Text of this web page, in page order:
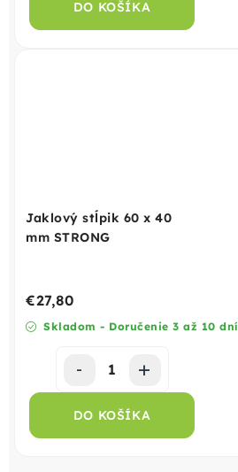
DO KOŠÍKA
Jaklový stĺpik 60 x 40
mm STRONG
Skladom - Doručenie 3 až 10 dní
€27,80
DO KOŠÍKA